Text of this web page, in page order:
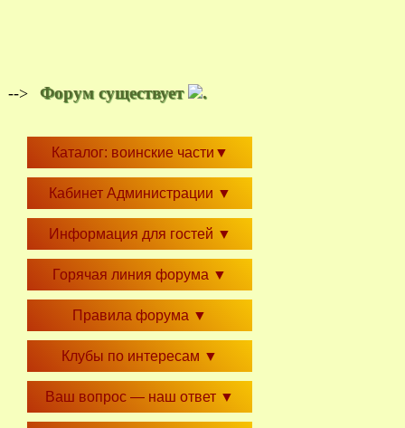
--> Форум существует .
Каталог: воинские части ▼
Кабинет Администрации ▼
Информация для гостей ▼
Горячая линия форума ▼
Правила форума ▼
Клубы по интересам ▼
Ваш вопрос — наш ответ ▼